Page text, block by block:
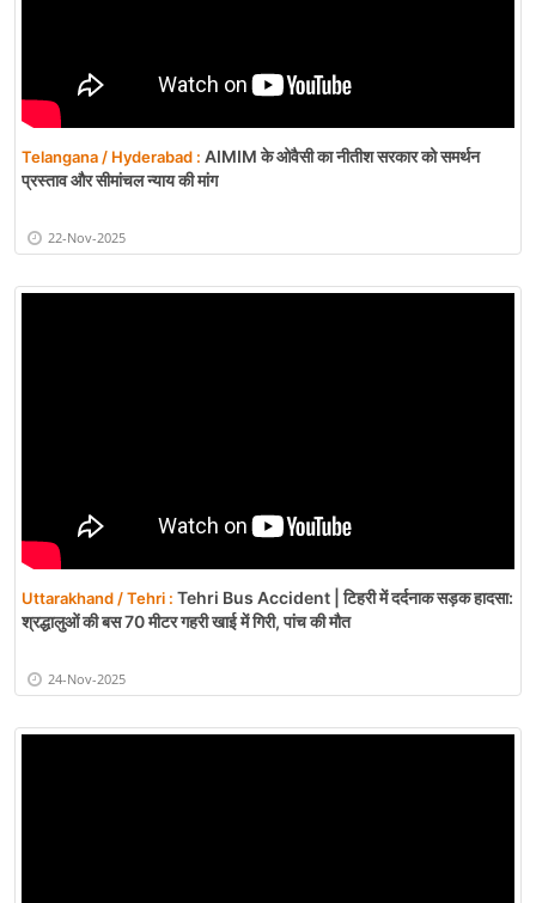
Telangana / Hyderabad : AIMIM के ओवैसी का नीतीश सरकार को समर्थन
प्रस्ताव और सीमांचल न्याय की मांग
22-Nov-2025
Uttarakhand / Tehri : Tehri Bus Accident | टिहरी में दर्दनाक सड़क हादसा:
श्रद्धालुओं की बस 70 मीटर गहरी खाई में गिरी, पांच की मौत
24-Nov-2025